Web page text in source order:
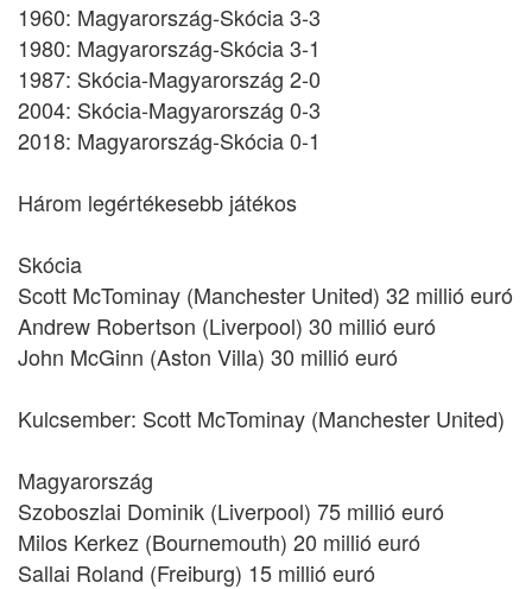
1960: Magyarország-Skócia 3-3
1980: Magyarország-Skócia 3-1
1987: Skócia-Magyarország 2-0
2004: Skócia-Magyarország 0-3
2018: Magyarország-Skócia 0-1
Három legértékesebb játékos
Skócia
Scott McTominay (Manchester United) 32 millió euró
Andrew Robertson (Liverpool) 30 millió euró
John McGinn (Aston Villa) 30 millió euró
Kulcsember: Scott McTominay (Manchester United)
Magyarország
Szoboszlai Dominik (Liverpool) 75 millió euró
Milos Kerkez (Bournemouth) 20 millió euró
Sallai Roland (Freiburg) 15 millió euró